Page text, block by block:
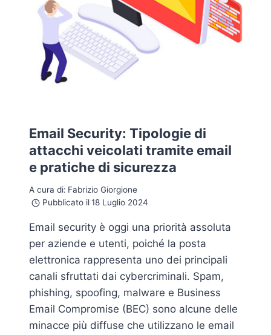
Email Security: Tipologie di
attacchi veicolati tramite email
e pratiche di sicurezza
A cura di: Fabrizio Giorgione
Pubblicato il 18 Luglio 2024
Email security è oggi una priorità assoluta
per aziende e utenti, poiché la posta
elettronica rappresenta uno dei principali
canali sfruttati dai cybercriminali. Spam,
phishing, spoofing, malware e Business
Email Compromise (BEC) sono alcune delle
minacce più diffuse che utilizzano le email